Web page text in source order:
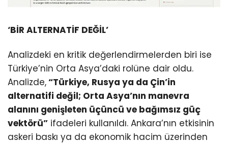
‘BİR ALTERNATİF DEĞİL’
Analizdeki en kritik değerlendirmelerden biri ise
Türkiye’nin Orta Asya’daki rolüne dair oldu.
Analizde,“Türkiye, Rusya ya da Çin’in
alternatifi değil; Orta Asya’nın manevra
alanını genişleten üçüncü ve bağımsız güç
vektörü” ifadeleri kullanıldı. Ankara’nın etkisinin
askeri baskı ya da ekonomik hacim üzerinden